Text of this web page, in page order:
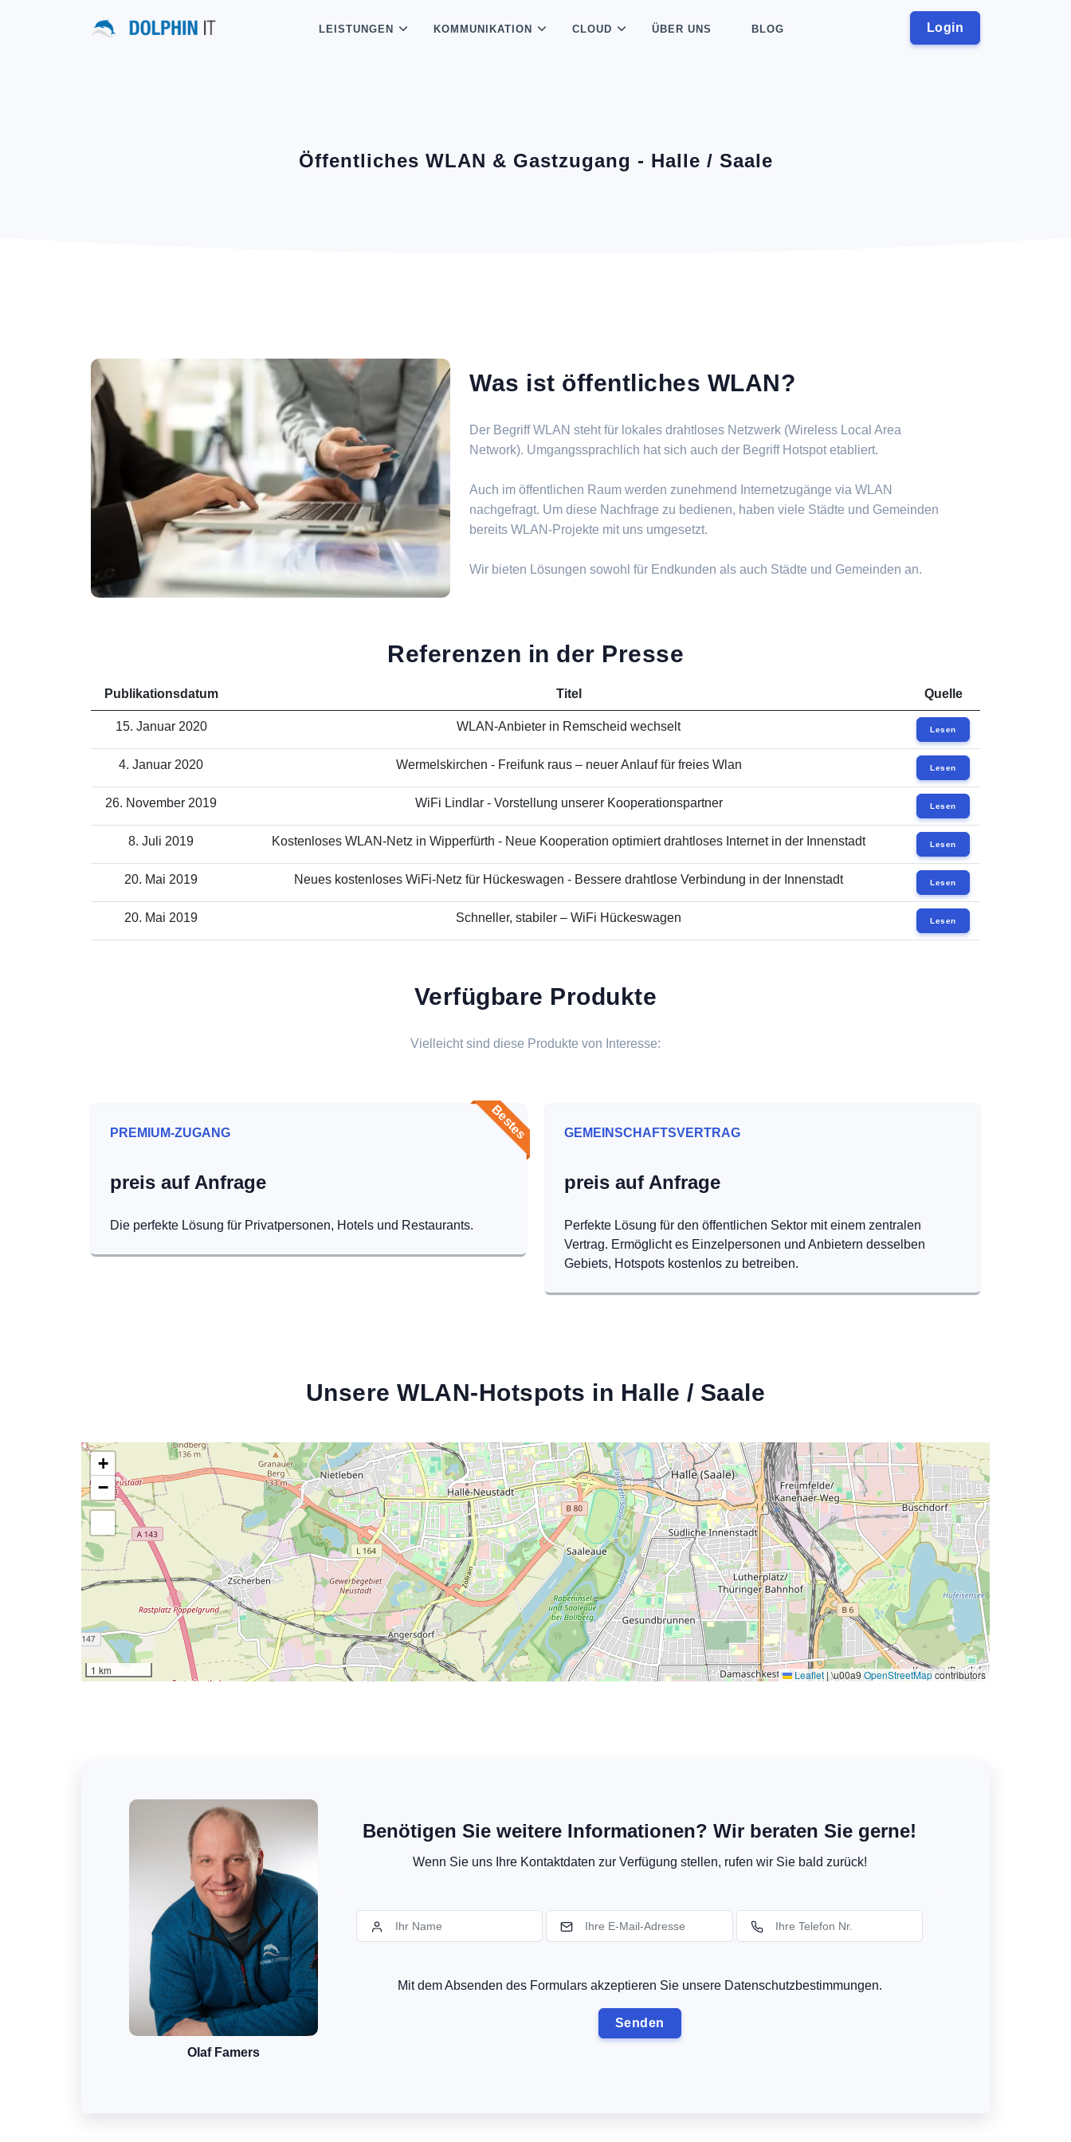
Login
LEISTUNGEN KOMMUNIKATION CLOUD ÜBER UNS BLOG
Öffentliches WLAN & Gastzugang - Halle / Saale
Was ist öffentliches WLAN?
Der Begriff WLAN steht für lokales drahtloses Netzwerk (Wireless Local Area
Network). Umgangssprachlich hat sich auch der Begriff Hotspot etabliert.
Auch im öffentlichen Raum werden zunehmend Internetzugänge via WLAN
nachgefragt. Um diese Nachfrage zu bedienen, haben viele Städte und Gemeinden
bereits WLAN-Projekte mit uns umgesetzt.
Wir bieten Lösungen sowohl für Endkunden als auch Städte und Gemeinden an.
Referenzen in der Presse
Publikationsdatum Titel Quelle
15. Januar 2020 WLAN-Anbieter in Remscheid wechselt Lesen
4. Januar 2020 Wermelskirchen - Freifunk raus – neuer Anlauf für freies Wlan Lesen
26. November 2019 WiFi Lindlar - Vorstellung unserer Kooperationspartner Lesen
8. Juli 2019 Kostenloses WLAN-Netz in Wipperfürth - Neue Kooperation optimiert drahtloses Internet in der Innenstadt Lesen
20. Mai 2019 Neues kostenloses WiFi-Netz für Hückeswagen - Bessere drahtlose Verbindung in der Innenstadt Lesen
20. Mai 2019 Schneller, stabiler – WiFi Hückeswagen Lesen
Verfügbare Produkte
Vielleicht sind diese Produkte von Interesse:
Bestes
PREMIUM-ZUGANG
preis auf Anfrage
Die perfekte Lösung für Privatpersonen, Hotels und Restaurants.
GEMEINSCHAFTSVERTRAG
preis auf Anfrage
Perfekte Lösung für den öffentlichen Sektor mit einem zentralen
Vertrag. Ermöglicht es Einzelpersonen und Anbietern desselben
Gebiets, Hotspots kostenlos zu betreiben.
Unsere WLAN-Hotspots in Halle / Saale
+
−
1 km Leaflet |\u00a9OpenStreetMapcontributors
Olaf Famers
Benötigen Sie weitere Informationen? Wir beraten Sie gerne!
Wenn Sie uns Ihre Kontaktdaten zur Verfügung stellen, rufen wir Sie bald zurück!
Mit dem Absenden des Formulars akzeptieren Sie unsere Datenschutzbestimmungen.